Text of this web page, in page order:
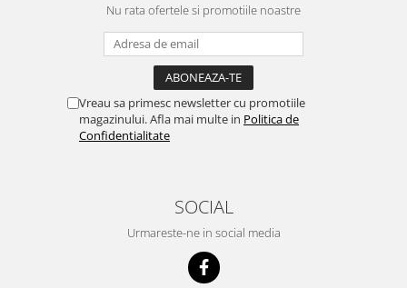
Nu rata ofertele si promotiile noastre
Vreau sa primesc newsletter cu promotiile
magazinului. Afla mai multe in Politica de
Confidentialitate
SOCIAL
Urmareste-ne in social media